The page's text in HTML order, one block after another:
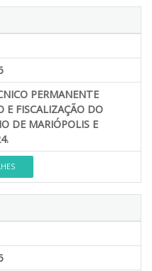
PERMANENTE
E FISCALIZAÇÃO DO
DE MARIÓPOLIS E